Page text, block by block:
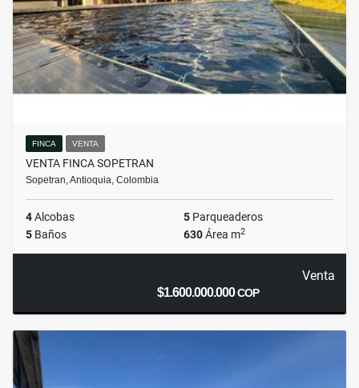
FINCA VENTA
VENTA FINCA SOPETRAN
Sopetran, Antioquia, Colombia
4Alcobas 5 Parqueaderos
5 Baños 630Área m2
Venta
$1.600.000.000COP